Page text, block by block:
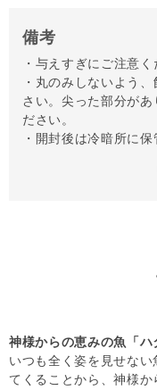
備考
・与えすぎにご注意く
・丸のみしないよう
さい。尖った部分が
ださい。
・開封後は冷暗所に
【知っておいていた
【キャンセルについ
ない場合がございます
(「発送予定日のお知
ば、メール・お電話
神様からの恵みの魚「ハ
いつも全く姿を見せな
てくることから、神様か